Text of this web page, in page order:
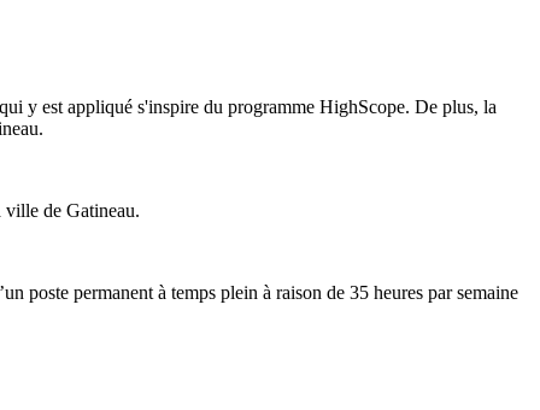
y est appliqué s'inspire du programme HighScope. De plus, la
ville de Gatineau.
permanent à temps plein à raison de 35 heures par semaine